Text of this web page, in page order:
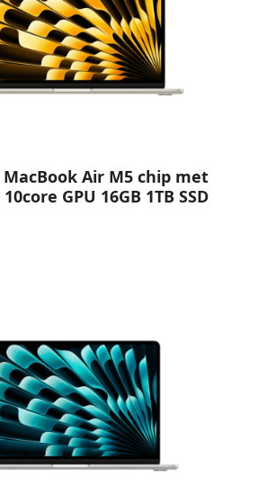
Air M5 chip met
GPU 16GB 1TB SSD